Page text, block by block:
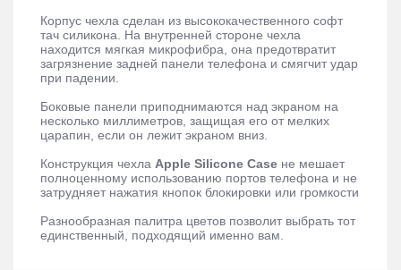
Корпус чехла сделан из высококачественного софт
тач силикона. На внутренней стороне чехла
находится мягкая микрофибра, она предотвратит
загрязнение задней панели телефона и смягчит удар
при падении.
Боковые панели приподнимаются над экраном на
несколько миллиметров, защищая его от мелких
царапин, если он лежит экраном вниз.
Конструкция чехла Apple Silicone Case не мешает
полноценному использованию портов телефона и не
затрудняет нажатия кнопок блокировки или громкости
Разнообразная палитра цветов позволит выбрать тот
единственный, подходящий именно вам.